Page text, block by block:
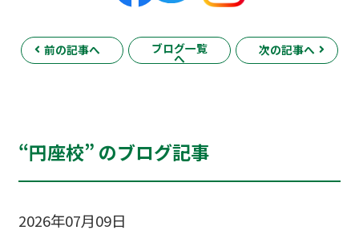
前の記事へ ブログ一覧
へ
次の記事へ
“円座校” のブログ記事
2026年07月09日